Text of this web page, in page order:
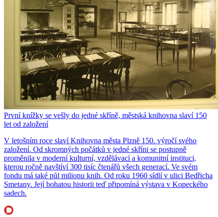
První knížky se vešly do jedné skříně, městská knihovna slaví 150
let od založení
V letošním roce slaví Knihovna města Plzně 150. výročí svého
založení. Od skromných počátků v jedné skříni se postupně
proměnila v moderní kulturní, vzdělávací a komunitní instituci,
kterou ročně navštíví 300 tisíc čtenářů všech generací. Ve svém
fondu má také půl milionu knih. Od roku 1960 sídlí v ulici Bedřicha
Smetany. Její bohatou historii teď připomíná výstava v Kopeckého
sadech.